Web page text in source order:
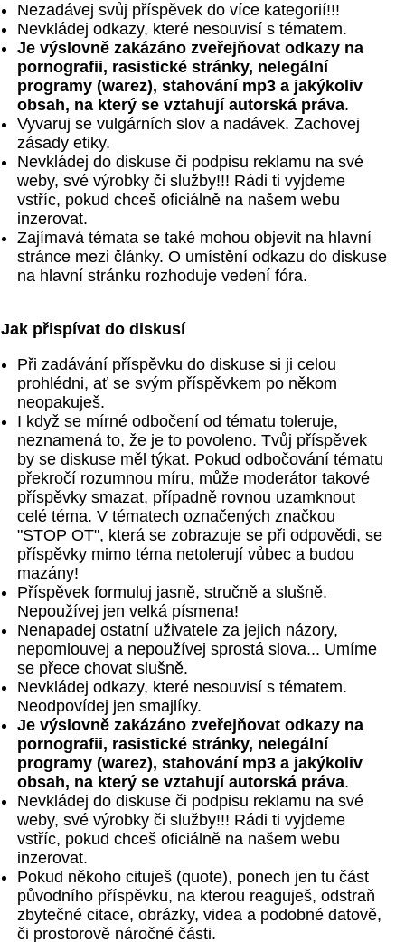
Nezadávej svůj příspěvek do více kategorií!!!
Nevkládej odkazy, které nesouvisí s tématem.
Je výslovně zakázáno zveřejňovat odkazy na
pornografii, rasistické stránky, nelegální
programy (warez), stahování mp3 a jakýkoliv
obsah, na který se vztahují autorská práva.
Vyvaruj se vulgárních slov a nadávek. Zachovej
zásady etiky.
Nevkládej do diskuse či podpisu reklamu na své
weby, své výrobky či služby!!! Rádi ti vyjdeme
vstříc, pokud chceš oficiálně na našem webu
inzerovat.
Zajímavá témata se také mohou objevit na hlavní
stránce mezi články. O umístění odkazu do diskuse
na hlavní stránku rozhoduje vedení fóra.
Jak přispívat do diskusí
Při zadávání příspěvku do diskuse si ji celou
prohlédni, ať se svým příspěvkem po někom
neopakuješ.
I když se mírné odbočení od tématu toleruje,
neznamená to, že je to povoleno. Tvůj příspěvek
by se diskuse měl týkat. Pokud odbočování tématu
překročí rozumnou míru, může moderátor takové
příspěvky smazat, případně rovnou uzamknout
celé téma. V tématech označených značkou
"STOP OT", která se zobrazuje se při odpovědi, se
příspěvky mimo téma netolerují vůbec a budou
mazány!
Příspěvek formuluj jasně, stručně a slušně.
Nepoužívej jen velká písmena!
Nenapadej ostatní uživatele za jejich názory,
nepomlouvej a nepoužívej sprostá slova... Umíme
se přece chovat slušně.
Nevkládej odkazy, které nesouvisí s tématem.
Neodpovídej jen smajlíky.
Je výslovně zakázáno zveřejňovat odkazy na
pornografii, rasistické stránky, nelegální
programy (warez), stahování mp3 a jakýkoliv
obsah, na který se vztahují autorská práva.
Nevkládej do diskuse či podpisu reklamu na své
weby, své výrobky či služby!!! Rádi ti vyjdeme
vstříc, pokud chceš oficiálně na našem webu
inzerovat.
Pokud někoho cituješ (quote), ponech jen tu část
původního příspěvku, na kterou reaguješ, odstraň
zbytečné citace, obrázky, videa a podobné datově,
či prostorově náročné části.